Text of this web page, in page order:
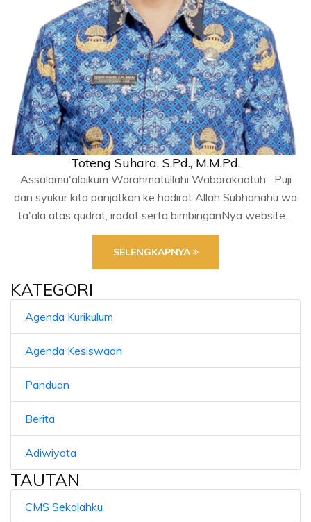
Toteng Suhara, S.Pd., M.M.Pd.
Assalamu'alaikum Warahmatullahi Wabarakaatuh Puji
dan syukur kita panjatkan ke hadirat Allah Subhanahu wa
ta'ala atas qudrat, irodat serta bimbinganNya website…
SELENGKAPNYA
KATEGORI
Agenda Kurikulum
Agenda Kesiswaan
Panduan
Berita
Adiwiyata
TAUTAN
CMS Sekolahku